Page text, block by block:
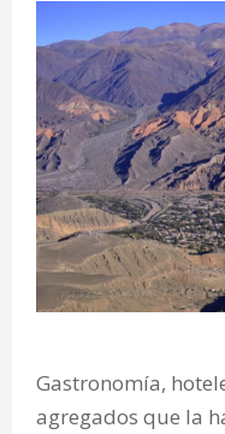
Gastronomía,
agregados que la